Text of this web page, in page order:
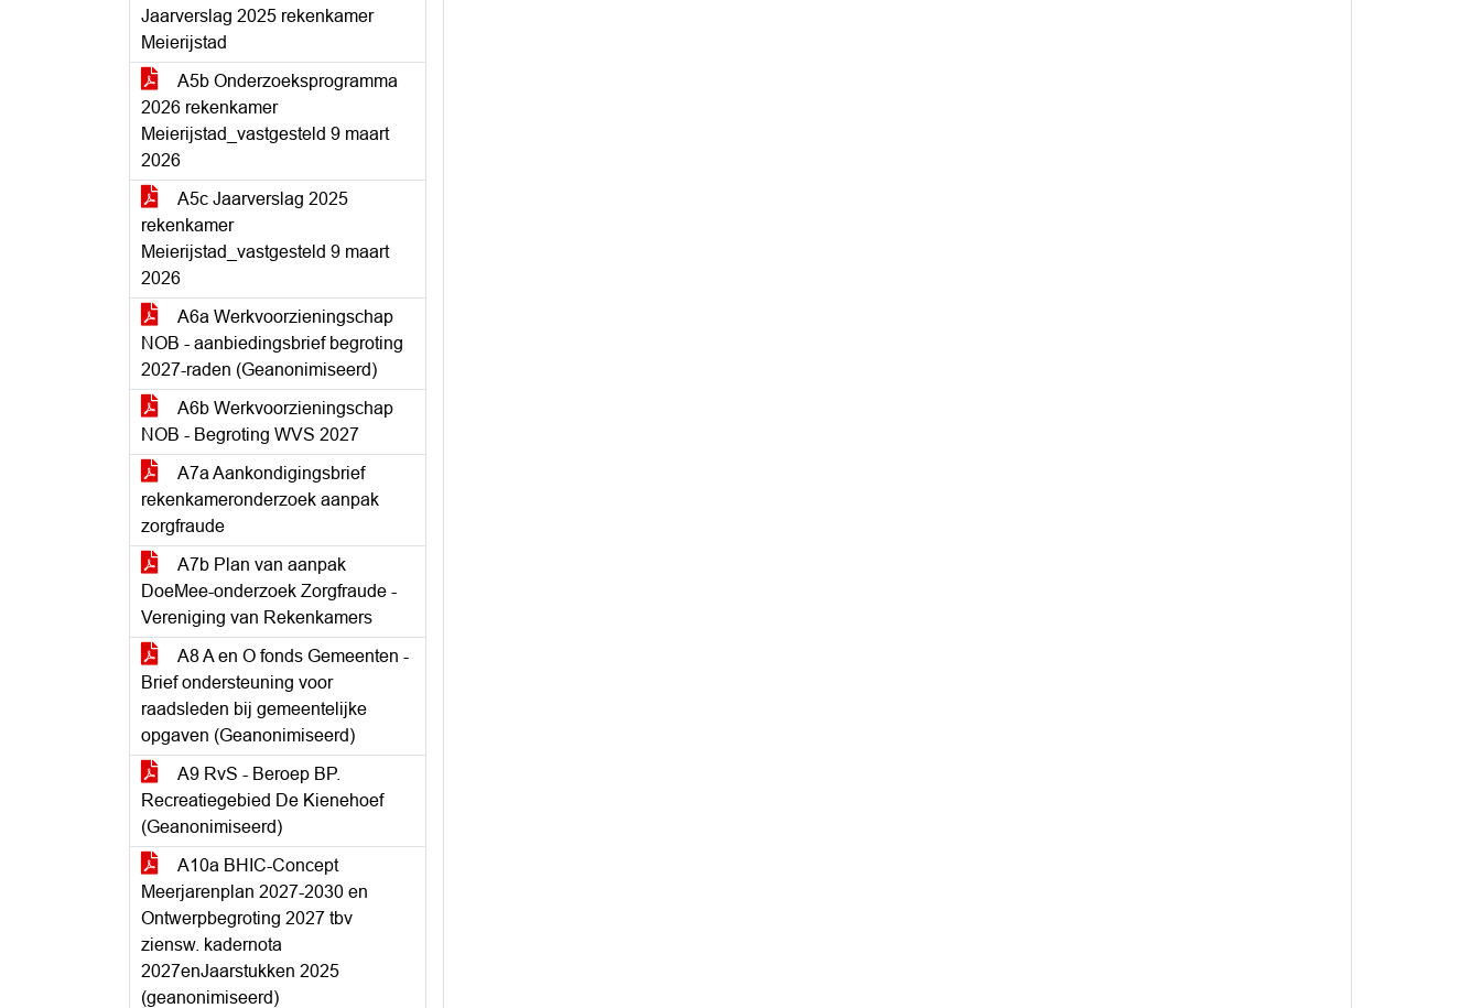
Jaarverslag 2025 rekenkamer
Meierijstad
A5b Onderzoeksprogramma
2026 rekenkamer
Meierijstad_vastgesteld 9 maart
2026
A5c Jaarverslag 2025
rekenkamer
Meierijstad_vastgesteld 9 maart
2026
A6a Werkvoorzieningschap
NOB - aanbiedingsbrief begroting
2027-raden (Geanonimiseerd)
A6b Werkvoorzieningschap
NOB - Begroting WVS 2027
A7a Aankondigingsbrief
rekenkameronderzoek aanpak
zorgfraude
A7b Plan van aanpak
DoeMee-onderzoek Zorgfraude -
Vereniging van Rekenkamers
A8 A en O fonds Gemeenten -
Brief ondersteuning voor
raadsleden bij gemeentelijke
opgaven (Geanonimiseerd)
A9 RvS - Beroep BP.
Recreatiegebied De Kienehoef
(Geanonimiseerd)
A10a BHIC-Concept
Meerjarenplan 2027-2030 en
Ontwerpbegroting 2027 tbv
ziensw. kadernota
2027enJaarstukken 2025
(geanonimiseerd)